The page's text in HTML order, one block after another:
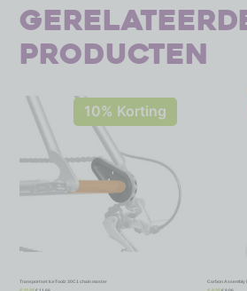
producten
10% Korting
Transportset IceToolz 30C1 chain master Carbon Assembly